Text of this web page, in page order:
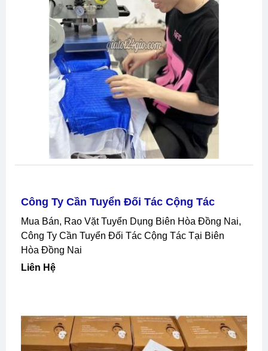
Công Ty Cần Tuyển Đối Tác Cộng Tác
Mua Bán, Rao Vặt Tuyển Dụng Biên Hòa Đồng Nai,
Công Ty Cần Tuyển Đối Tác Cộng Tác Tại Biên
Hòa Đồng Nai
Liên Hệ